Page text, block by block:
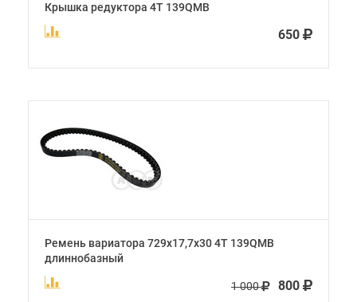
Крышка редуктора 4Т 139QMB
650
Ремень вариатора 729х17,7х30 4Т 139QMB
длиннобазный
1 000 800